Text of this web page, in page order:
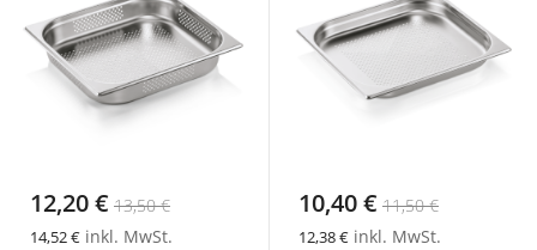
12,20 € 13,50 €
14,52 € inkl. MwSt.
10,40 € 11,50 €
12,38 € inkl. MwSt.